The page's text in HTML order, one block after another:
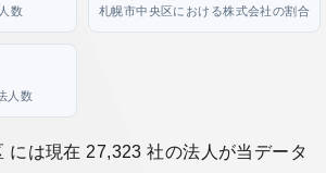
数 札幌市中央区における株式会社の割合
人数
には現在 27,323 社の法人が当データ